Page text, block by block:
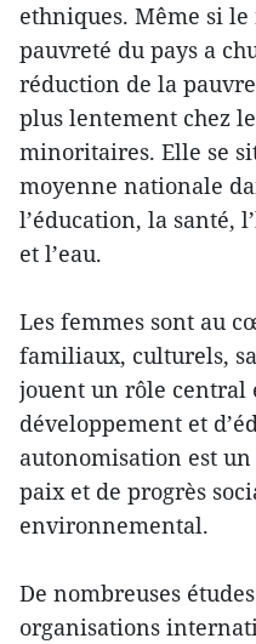
ethniques. Même si
pauvreté du pays a
réduction de la
plus lentement chez
minoritaires. Elle se
moyenne nationale
l’éducation, la santé,
et l’eau.
Les femmes sont au
familiaux, culturels,
jouent un rôle central
développement et
autonomisation est
paix et de progrès
environnemental.
De nombreuses
organisations